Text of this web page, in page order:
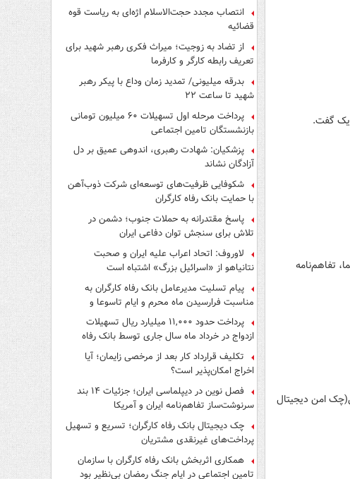
گفت.
تفاهم‌نامه
امن دیجیتال
انتصاب مجدد حجت‌الاسلام اژه‌ای به ریاست قوه‌
قضائیه
از تضاد به زوجیت؛ میراث فکری رهبر شهید برای
تعریف رابطه کارگر و کارفرما
بدرقه میلیونی/ تمدید زمان وداع با پیکر رهبر
شهید تا ساعت ۲۲
پرداخت مرحله اول تسهیلات ۶۰ میلیون تومانی
بازنشستگان تامین اجتماعی
پزشکیان: شهادت رهبری، اندوهی عمیق بر دل
آزادگان نشاند
شکوفایی ظرفیت‌های توسعه‌ای شرکت ذوب‌آهن
با حمایت‌ بانک رفاه کارگران
پاسخ مقتدرانه به حملات جنوب؛ دشمن در
تلاش برای سنجش توان دفاعی ایران
لاوروف: اتحاد اعراب علیه ایران و صحبت
نتانیاهو از «اسرائیل بزرگ» اشتباه است
پیام تسلیت مدیرعامل بانک رفاه کارگران به
مناسبت فرارسیدن ماه محرم و ایام تاسوعا و
عاشورای حسینی
پرداخت حدود ۱۱,۰۰۰ میلیارد ریال تسهیلات
ازدواج در خرداد ماه سال جاری توسط بانک رفاه
کارگران
تکلیف قرارداد کار بعد از مرخصی زایمان؛ آیا
اخراج امکان‌پذیر است؟
فصل نوین در دیپلماسی ایران؛ جزئیات ۱۴ بند
سرنوشت‌ساز تفاهم‌نامه ایران و آمریکا
چک دیجیتال بانک رفاه کارگران؛ تسریع و تسهیل
پرداخت‌های غیرنقدی مشتریان
همکاری اثربخش بانک رفاه کارگران با سازمان
تامین اجتماعی در ایام جنگ رمضان بی‌نظیر بود